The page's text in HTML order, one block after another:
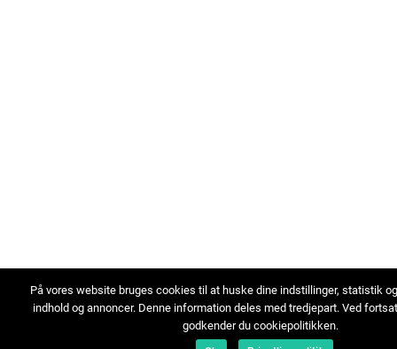
På vores website bruges cookies til at huske dine indstillinger, statistik
indhold og annoncer. Denne information deles med tredjepart. Ved
godkender du cookiepolitikken.